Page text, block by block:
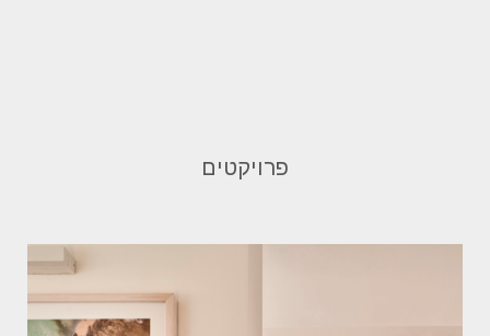
פרויקטים